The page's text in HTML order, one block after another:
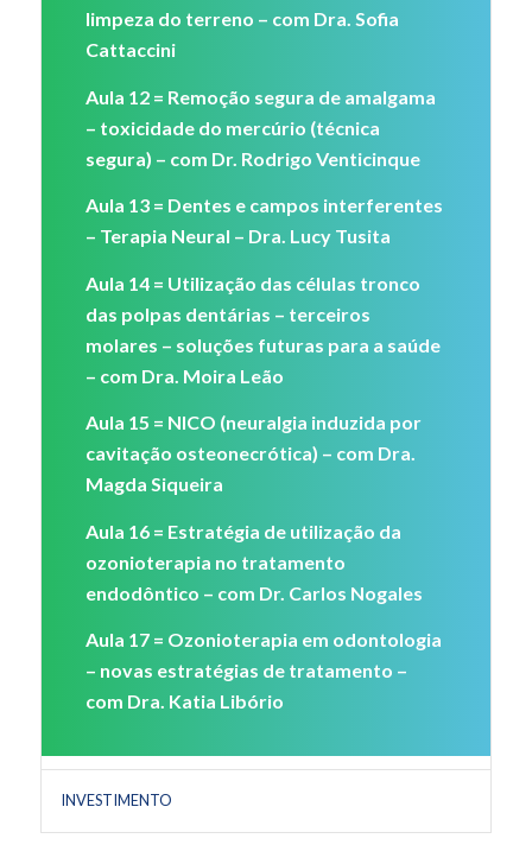
limpeza do terreno – com Dra. Sofia
Cattaccini
Aula 12 = Remoção segura de amalgama
– toxicidade do mercúrio (técnica
segura) – com Dr. Rodrigo Venticinque
Aula 13 = Dentes e campos interferentes
– Terapia Neural – Dra. Lucy Tusita
Aula 14 = Utilização das células tronco
das polpas dentárias – terceiros
molares – soluções futuras para a saúde
– com Dra. Moira Leão
Aula 15 = NICO (neuralgia induzida por
cavitação osteonecrótica) – com Dra.
Magda Siqueira
Aula 16 = Estratégia de utilização da
ozonioterapia no tratamento
endodôntico – com Dr. Carlos Nogales
Aula 17 = Ozonioterapia em odontologia
– novas estratégias de tratamento –
com Dra. Katia Libório
INVESTIMENTO